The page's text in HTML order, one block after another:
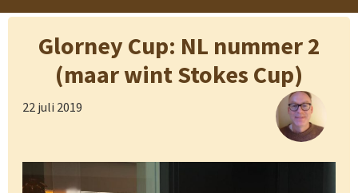
Glorney Cup: NL nummer 2
(maar wint Stokes Cup)
22 juli 2019